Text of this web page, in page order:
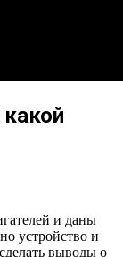
и даны
устройство и
выводы о